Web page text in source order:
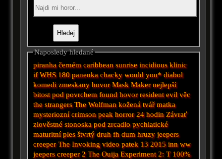
Naposledy hledané
piranha černém caribbean sunrise incidious klinic
if WHS 180 panenka chacky would you* diabol
komedi zmeskany hovor Mask Maker nejlepší
bitost pod povrchemfound hovor resident evil věc
the strangers The Wolfman kožená tvář matka
mysteriozní crimson peakhorror 24 hodin Závrať
zlověstné stonoska podzrcadlo pychiatické
maturitní ples štvrtý druh fh dum hruzy jeepers
creeper The Invoking video patek 13 2015 inn ww
jeepers creeper 2 The Ouija Experiment 2: T 100%